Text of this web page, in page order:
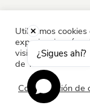
© AAU Praga
Utilizamos
experiencia más
visitas repetidas.
de TODAS las
Configuración de
¿Sigues ahí?